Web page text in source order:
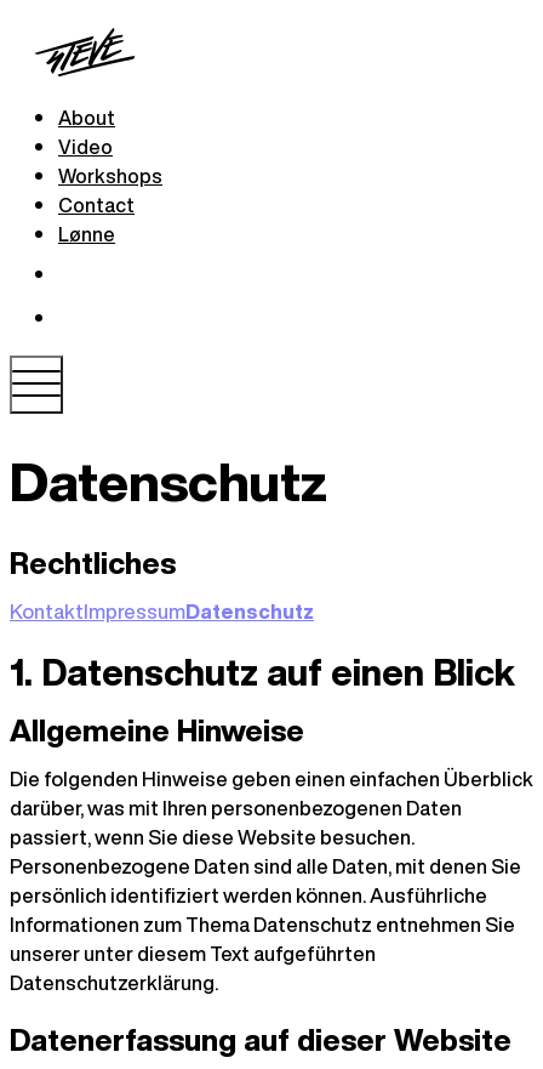
About
Video
Workshops
Contact
Lønne
Datenschutz
Rechtliches
KontaktImpressumDatenschutz
1. Datenschutz auf einen Blick
Allgemeine Hinweise
Die folgenden Hinweise geben einen einfachen Überblick
darüber, was mit Ihren personenbezogenen Daten
passiert, wenn Sie diese Website besuchen.
Personenbezogene Daten sind alle Daten, mit denen Sie
persönlich identifiziert werden können. Ausführliche
Informationen zum Thema Datenschutz entnehmen Sie
unserer unter diesem Text aufgeführten
Datenschutzerklärung.
Datenerfassung auf dieser Website